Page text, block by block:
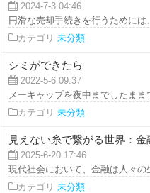
2024-7-3 04:46
円滑な売却手続きを行うために
カテゴリ 未分類
シミができたら
2022-5-6 09:37
メーキャップを夜中までしたま
カテゴリ 未分類
見えない糸で繋がる世界：
2025-6-20 17:46
現代社会において、金融は人々
カテゴリ 未分類